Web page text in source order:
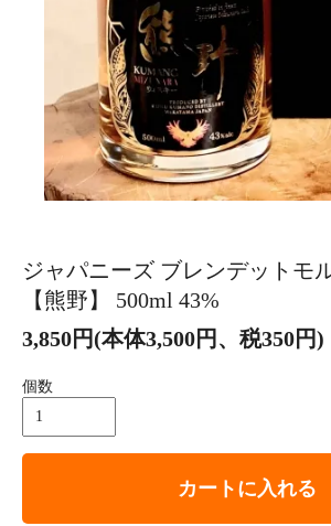
ジャパニーズ ブレンデットモ
【熊野】 500ml 43%
3,850円(本体3,500円、税350円)
個数
カートに入れる